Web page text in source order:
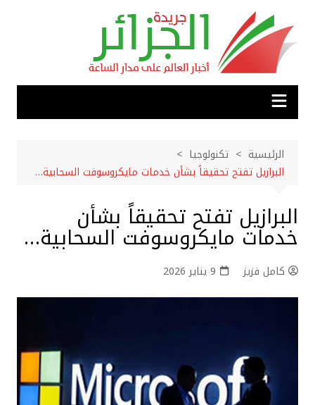
المحتوى
الرئيسية
تكنولوجيا
البرازيل تفتح تحقيقاً بشأن خدمات مايكروسوفت السحابية…
البرازيل تفتح تحقيقاً بشأن
خدمات مايكروسوفت السحابية…
كامل فزيز 9 يناير 2026